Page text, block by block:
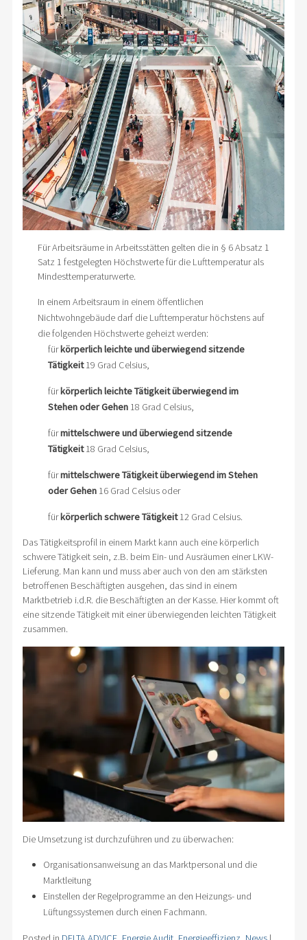
Für Arbeitsräume in Arbeitsstätten gelten die in § 6 Absatz 1
Satz 1 festgelegten Höchstwerte für die Lufttemperatur als
Mindesttemperaturwerte.
In einem Arbeitsraum in einem öffentlichen
Nichtwohngebäude darf die Lufttemperatur höchstens auf
die folgenden Höchstwerte geheizt werden:
fürkörperlich leichte und überwiegend sitzende
Tätigkeit19 Grad Celsius,
fürkörperlich leichte Tätigkeit überwiegend im
Stehen oder Gehen18 Grad Celsius,
fürmittelschwere und überwiegend sitzende
Tätigkeit18 Grad Celsius,
fürmittelschwere Tätigkeit überwiegend im Stehen
oder Gehen16 Grad Celsius oder
fürkörperlich schwere Tätigkeit12 Grad Celsius.
Das Tätigkeitsprofil in einem Markt kann auch eine körperlich
schwere Tätigkeit sein, z.B. beim Ein- und Ausräumen einer LKW-
Lieferung. Man kann und muss aber auch von den am stärksten
betroffenen Beschäftigten ausgehen, das sind in einem
Marktbetrieb i.d.R. die Beschäftigten an der Kasse. Hier kommt oft
eine sitzende Tätigkeit mit einer überwiegenden leichten Tätigkeit
zusammen.
Die Umsetzung ist durchzuführen und zu überwachen:
Organisationsanweisung an das Marktpersonal und die
Marktleitung
Einstellen der Regelprogramme an den Heizungs- und
Lüftungssystemen durch einen Fachmann.